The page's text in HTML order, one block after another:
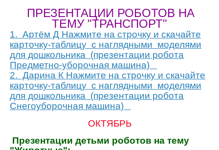
ПРЕЗЕНТАЦИИ РОБОТОВ НА
ТЕМУ "ТРАНСПОРТ"
1. Артём Д Нажмите на строчку и скачайте
карточку-таблицу с наглядными моделями
для дошкольника (презентации робота
Предметно-уборочная машина)
2. Дарина К Нажмите на строчку и скачайте
карточку-таблицу с наглядными моделями
для дошкольника (презентации робота
Снегоуборочная машина)
ОКТЯБРЬ
Презентации детьми роботов на тему